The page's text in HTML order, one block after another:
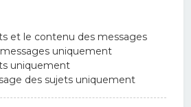
et le contenu des messages
uniquement
uniquement
des sujets uniquement